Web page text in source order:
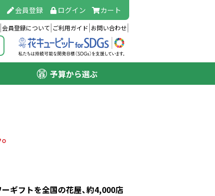
会員登録 ログイン カート
会員登録について ご利用ガイド お問い合わせ
予算から選ぶ
ギフトを全国の花屋、約4,000店